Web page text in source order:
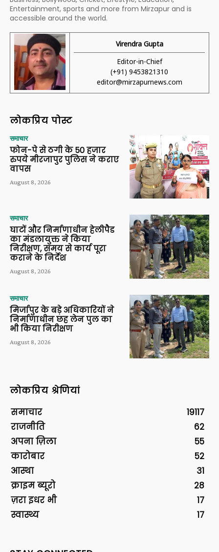
Entertainment, sports and more from Mirzapur and is
accessible around the world.
Virendra Gupta
Editor-in-Chief
(+91) 9453821310
editor@mirzapurnews.com
लोकप्रिय पोस्ट
समाचार
फोन-पे से ठगी के 50 हजार
रुपये मीरजापुर पुलिस ने कराए
वापस
August 8, 2026
समाचार
घाटों और निर्माणाधीन हेलीपैड
का मंडलायुक्त ने किया
निरीक्षण, समय से कार्य पूरा
कराने के निर्देश
August 8, 2026
समाचार
मिर्जापुर के बड़े अधिकारियों ने
निर्माणाधीन छह लेन पुल का
भी किया निरीक्षण
August 8, 2026
लोकप्रिय श्रेणियां
समाचार
19117
राजनीति
62
अपना ज़िला
55
कारोबार
52
आस्था
31
क्राइम ब्यूरो
28
ज़रा इधर भी
17
स्वास्थ्य
17